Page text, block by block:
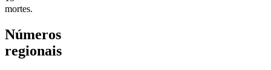
mortes.
Números
regionais